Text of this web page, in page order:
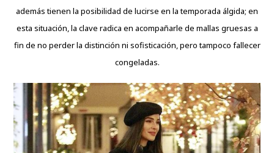
además tienen la posibilidad de lucirse en la temporada álgida; en
esta situación, la clave radica en acompañarle de mallas gruesas a
fin de no perder la distinción ni sofisticación, pero tampoco fallecer
congeladas.